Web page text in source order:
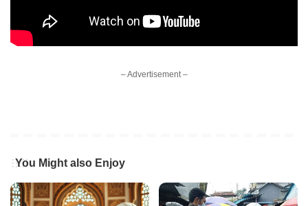
– Advertisement –
You Might also Enjoy